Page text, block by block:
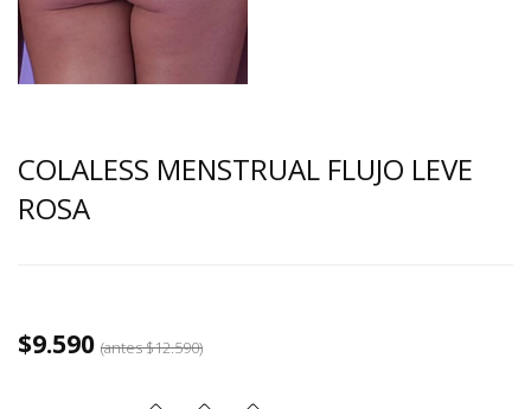
COLALESS MENSTRUAL FLUJO LEVE
ROSA
$9.590 (antes$12.590)